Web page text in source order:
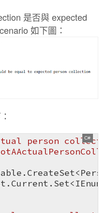
是否與 expected
如下圖：
person